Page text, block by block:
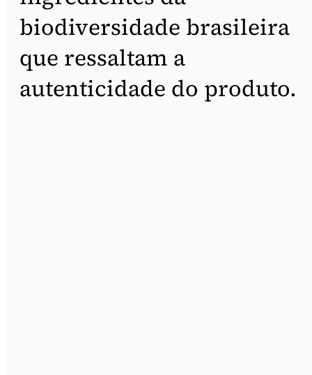
biodiversidade brasileira
que ressaltam a
autenticidade do produto.